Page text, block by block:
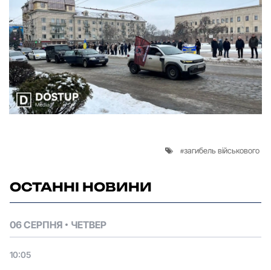
загибель військового
ОСТАННІ НОВИНИ
06 СЕРПНЯ ЧЕТВЕР
10:05